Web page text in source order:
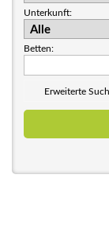
Unterkunft:
Betten:
Erweiterte